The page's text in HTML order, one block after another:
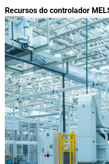
Recursos do controlador